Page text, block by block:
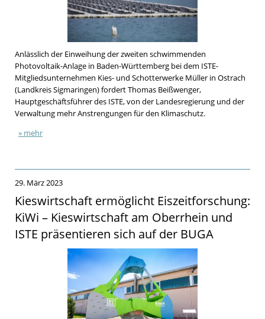
Anlässlich der Einweihung der zweiten schwimmenden
Photovoltaik-Anlage in Baden-Württemberg bei dem ISTE-
Mitgliedsunternehmen Kies- und Schotterwerke Müller in Ostrach
(Landkreis Sigmaringen) fordert Thomas Beißwenger,
Hauptgeschäftsführer des ISTE, von der Landesregierung und der
Verwaltung mehr Anstrengungen für den Klimaschutz.
» mehr
29. März 2023
Kieswirtschaft ermöglicht Eiszeitforschung:
KiWi – Kieswirtschaft am Oberrhein und
ISTE präsentieren sich auf der BUGA